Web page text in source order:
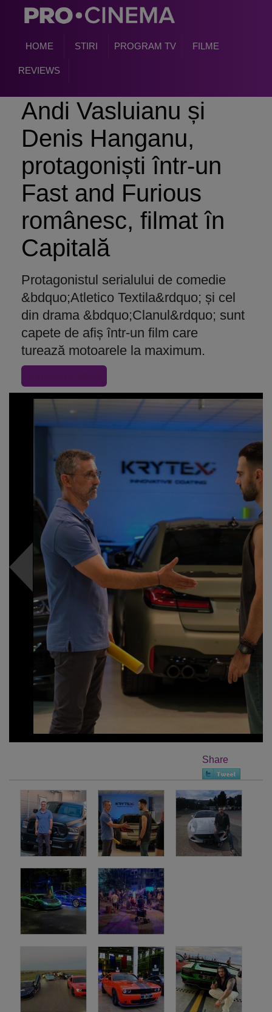
HOME STIRI PROGRAM TV FILME
REVIEWS
Andi Vasluianu și
Denis Hanganu,
protagoniști într-un
Fast and Furious
românesc, filmat în
Capitală
Protagonistul serialului de comedie
&bdquo;Atletico Textila&rdquo; și cel
din drama &bdquo;Clanul&rdquo; sunt
capete de afiș într-un film care
turează motoarele la maximum.
Share